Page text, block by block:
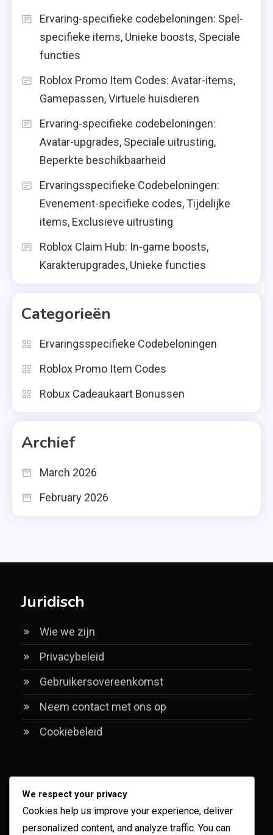
Ervaring-specifieke codebeloningen: Spel-
specifieke items, Unieke boosts, Speciale
functies
Roblox Promo Item Codes: Avatar-items,
Gamepassen, Virtuele huisdieren
Ervaring-specifieke codebeloningen:
Avatar-upgrades, Speciale uitrusting,
Beperkte beschikbaarheid
Ervaringsspecifieke Codebeloningen:
Evenement-specifieke codes, Tijdelijke
items, Exclusieve uitrusting
Roblox Claim Hub: In-game boosts,
Karakterupgrades, Unieke functies
Categorieën
Ervaringsspecifieke Codebeloningen
Roblox Promo Item Codes
Robux Cadeaukaart Bonussen
Archief
March 2026
February 2026
Juridisch
Wie we zijn
Privacybeleid
Gebruikersovereenkomst
Neem contact met ons op
Cookiebeleid
Categorieën
Ervaringsspecifieke Codebeloningen
We respect your privacy
Cookies help us improve your experience, deliver
personalized content, and analyze traffic. You can